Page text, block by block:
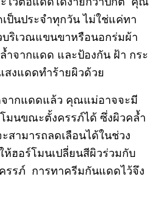
ป็นประจำทุกวัน ไม่ใช่แค่ทา
ริเวณแขนขาหรือนอกร่มผ้า
ำจากแดด และป้องกัน ฝ้า กระ
สงแดดทำร้ายผิวด้วย
จากแดดแล้ว คุณแม่อาจจะมี
มนขณะตั้งครรภ์ได้ ซึ่งผิวคล้ำ
สามารถลดเลือนได้ในช่วง
ฮอร์โมนเปลี่ยนสีผิวร่วมกับ
รภ์ การทาครีมกันแดดไว้จึง